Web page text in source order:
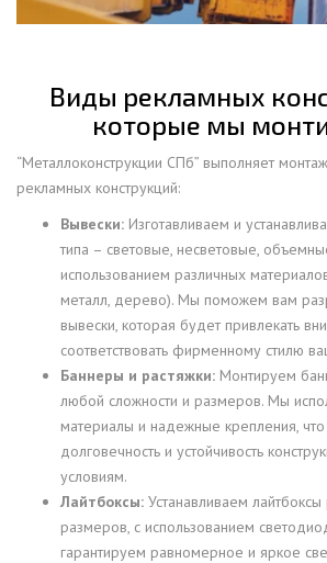
Виды рекламных
которые мы
“Металлоконструкции СПб” выполняет
рекламных конструкций:
Вывески: Изготавливаем и
типа – световые, несветовые,
использованием различных
металл, дерево). Мы поможем вам
вывески, которая будет привлекать
соответствовать фирменному стилю
Баннеры и растяжки: Монтируем
любой сложности и размеров. Мы
материалы и надежные крепления, что
долговечность и устойчивость
условиям.
Лайтбоксы: Устанавливаем
размеров, с использованием
гарантируем равномерное и яркое